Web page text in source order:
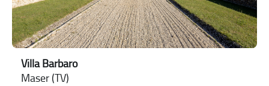
Villa Barbaro
Maser (TV)